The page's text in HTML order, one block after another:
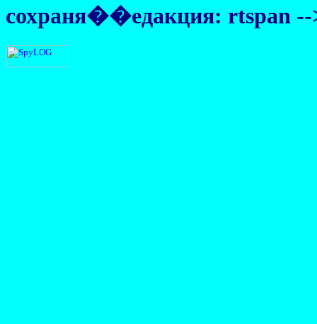
сохраня��едакция: rtspan --